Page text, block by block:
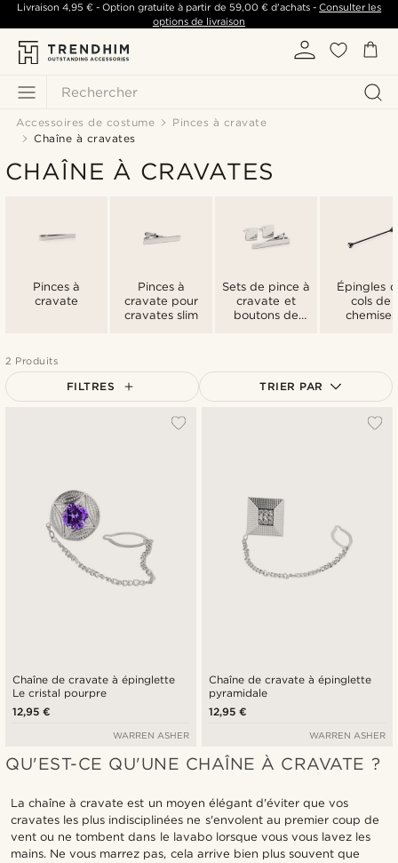
Rechercher
Livraison 4,95 €- Option gratuite à partir de 59,00 €d'achats -Consulter les
options de livraison
Accessoires de costume
Pinces à cravate
Chaîne à cravates
CHAÎNE À CRAVATES
Pinces à
cravate
Pinces à
cravate pour
cravates slim
Sets de pince à
cravate et
boutons de
Épingles
cols de
chemises
2 Produits
FILTRES TRIER PAR
Prix décroissant
Chaîne de cravate à épinglette
Le cristal pourpre
12,95 €
WARREN ASHER
Chaîne de cravate à épinglette
pyramidale
12,95 €
WARREN ASHER
QU'EST-CE QU'UNE CHAÎNE À CRAVATE ?
La chaîne à cravate est un moyen élégant d'éviter que vos
cravates les plus indisciplinées ne s'envolent au premier coup de
vent ou ne tombent dans le lavabo lorsque vous vous lavez les
mains. Ne vous marrez pas, cela arrive bien plus souvent que